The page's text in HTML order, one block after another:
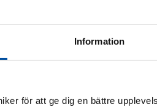
Information
för att ge dig en bättre